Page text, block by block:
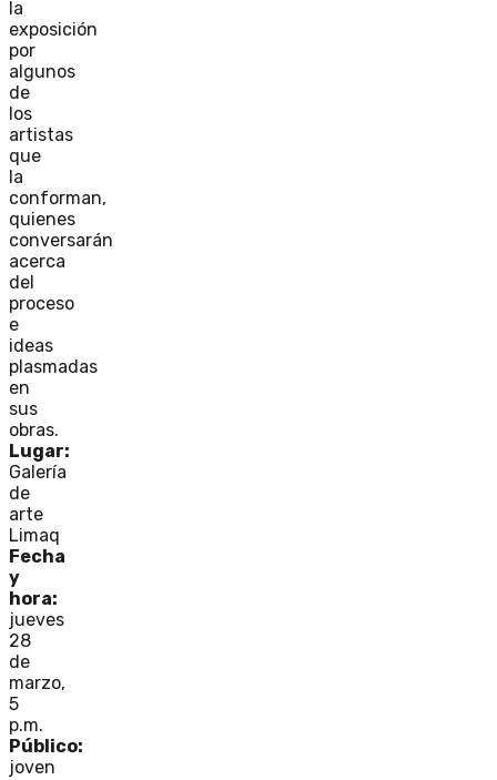
la
exposición
por
algunos
de
los
artistas
que
la
conforman,
quienes
conversarán
acerca
del
proceso
e
ideas
plasmadas
en
sus
obras.
Lugar:
Galería
de
arte
Limaq
Fecha
y
hora:
jueves
28
de
marzo,
5
p.m.
Público:
joven